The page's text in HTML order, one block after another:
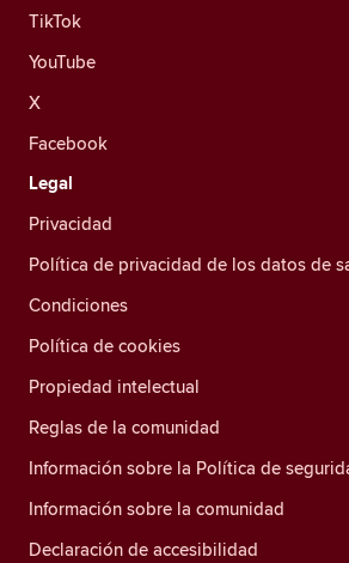
TikTok
YouTube
X
Facebook
Legal
Privacidad
Política de privacidad de los datos de
Condiciones
Política de cookies
Propiedad intelectual
Reglas de la comunidad
Información sobre la Política de
Información sobre la comunidad
Declaración de accesibilidad